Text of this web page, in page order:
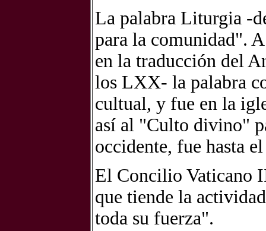
La palabra Liturgia -
para la comunidad".
en la traducción del
los LXX- la palabra
cultual, y fue en la
así al "Culto divino"
occidente, fue hasta
El Concilio Vaticano
que tiende la
toda su fuerza".